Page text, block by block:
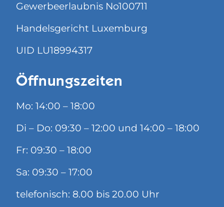
Gewerbeerlaubnis No100711
Handelsgericht Luxemburg
UID LU18994317
Öffnungszeiten
Mo: 14:00 – 18:00
Di – Do: 09:30 – 12:00 und 14:00 – 18:00
Fr: 09:30 – 18:00
Sa: 09:30 – 17:00
telefonisch: 8.00 bis 20.00 Uhr